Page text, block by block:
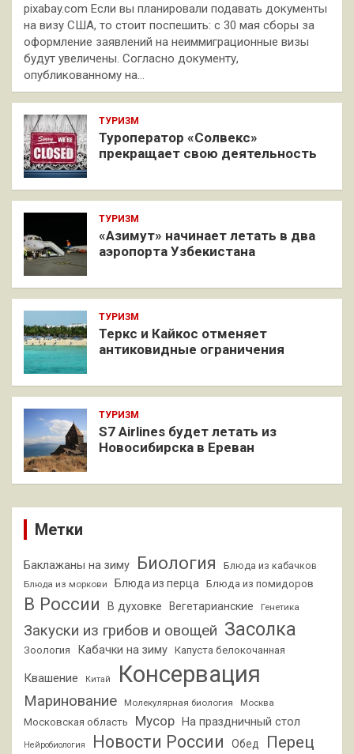
pixabay.com Если вы планировали подавать документы
на визу США, то стоит поспешить: с 30 мая сборы за
оформление заявлений на неиммиграционные визы
будут увеличены. Согласно документу,
опубликованному на…
ТУРИЗМ
Туроператор «Солвекс»
прекращает свою деятельность
ТУРИЗМ
«Азимут» начинает летать в два
аэропорта Узбекистана
ТУРИЗМ
Теркс и Кайкос отменяет
антиковидные ограничения
ТУРИЗМ
S7 Airlines будет летать из
Новосибирска в Ереван
Метки
Баклажаны на зиму Биология Блюда из кабачков
Блюда из моркови Блюда из перца Блюда из помидоров
В России В духовке Вегетарианские Генетика
Закуски из грибов и овощей Засолка
Зоология Кабачки на зиму Капуста белокочанная
Квашение Китай Консервация
Маринование Молекулярная биология Москва
Московская область Мусор На праздничный стол
Нейробиология Новости России Обед
Перец